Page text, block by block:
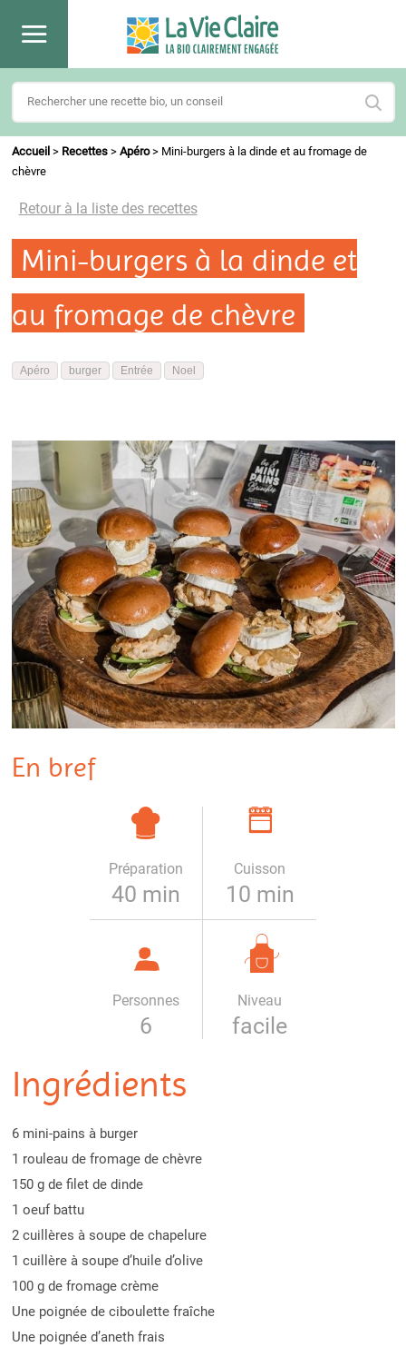
Accueil > Recettes> Apéro> Mini-burgers à la dinde et au fromage de
chèvre
Retour à la liste des recettes
Mini-burgers à la dinde et
au fromage de chèvre
Apéro burger Entrée Noel
En bref
Préparation
40 min
Cuisson
10 min
Personnes
6
Niveau
facile
Ingrédients
6 mini-pains à burger
1 rouleau de fromage de chèvre
150 g de filet de dinde
1 oeuf battu
2 cuillères à soupe de chapelure
1 cuillère à soupe d’huile d’olive
100 g de fromage crème
Une poignée de ciboulette fraîche
Une poignée d’aneth frais